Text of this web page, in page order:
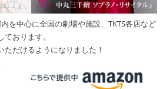
を中心に全国の劇場や施設、TKTS各店など
おります。
だけるようになりました！